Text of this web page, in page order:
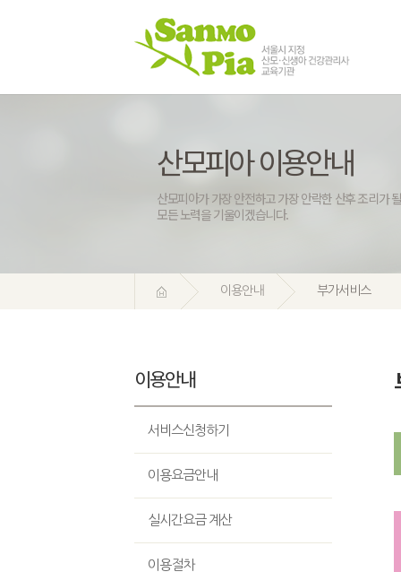
산모피아 이용안내
산모피아가 가장 안전하고 가장 안락한 산후 조리가
모든 노력을 기울이겠습니다.
이용안내 부가서비스
이용안내
서비스신청하기
이용요금안내
실시간요금 계산
이용절차